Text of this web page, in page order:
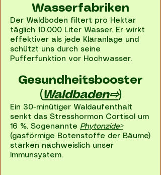
Wasserfabriken
Der Waldboden filtert pro Hektar
täglich 10.000 Liter Wasser. Er wirkt
effektiver als jede Kläranlage und
schützt uns durch seine
Pufferfunktion vor Hochwasser.
Gesundheitsbooster
(Waldbaden⇨)
Ein 30-minütiger Waldaufenthalt
senkt das Stresshormon Cortisol um
16 %. Sogenannte Phytonzide>
(gasförmige Botenstoffe der Bäume)
stärken nachweislich unser
Immunsystem.